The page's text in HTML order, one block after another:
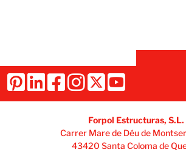
Forpol Estructuras, S.L.
Carrer Mare de Déu de
43420 Santa Coloma de